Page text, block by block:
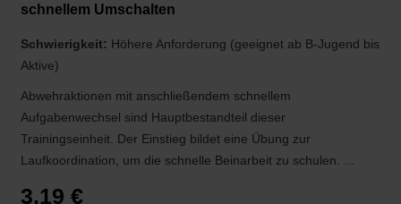
schnellem Umschalten
Schwierigkeit: Höhere Anforderung (geeignet ab B-Jugend bis
Aktive)
Abwehraktionen mit anschließendem schnellem
Aufgabenwechsel sind Hauptbestandteil dieser
Trainingseinheit. Der Einstieg bildet eine Übung zur
Laufkoordination, um die schnelle Beinarbeit zu schulen. ...
3,19 €